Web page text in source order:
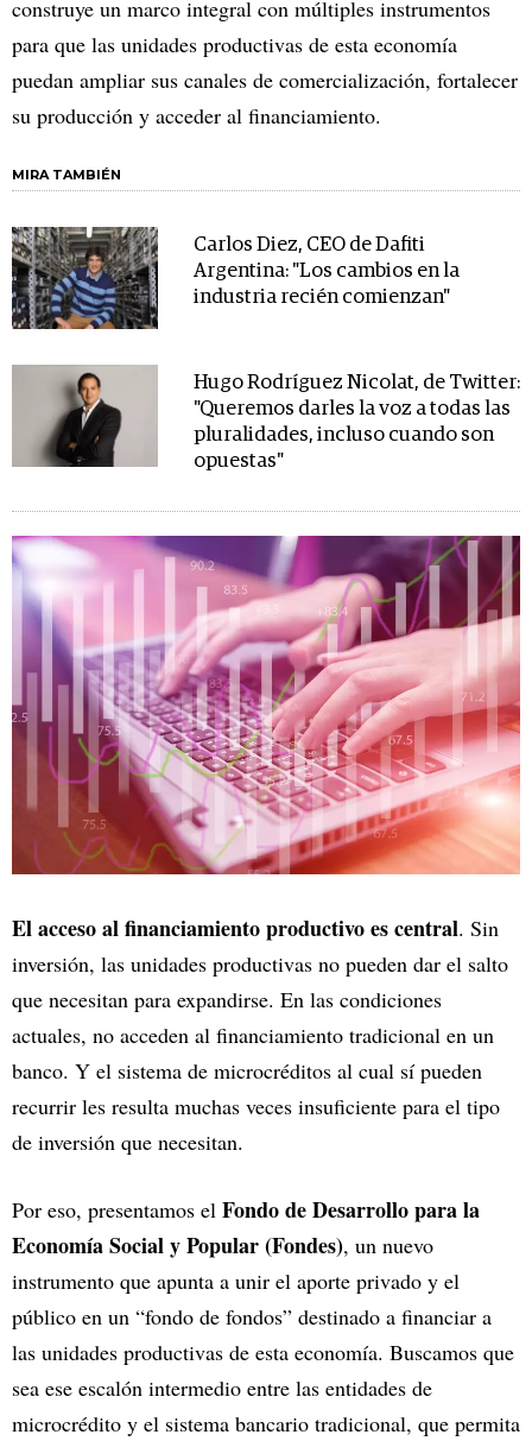
construye un marco integral con múltiples instrumentos
para que las unidades productivas de esta economía
puedan ampliar sus canales de comercialización, fortalecer
su producción y acceder al financiamiento.
MIRA TAMBIÉN
Carlos Diez, CEO de Dafiti
Argentina: "Los cambios en la
industria recién comienzan"
Hugo Rodríguez Nicolat, de Twitter:
"Queremos darles la voz a todas las
pluralidades, incluso cuando son
opuestas"
El acceso al financiamiento productivo es central. Sin
inversión, las unidades productivas no pueden dar el salto
que necesitan para expandirse. En las condiciones
actuales, no acceden al financiamiento tradicional en un
banco. Y el sistema de microcréditos al cual sí pueden
recurrir les resulta muchas veces insuficiente para el tipo
de inversión que necesitan.
Por eso, presentamos el Fondo de Desarrollo para la
Economía Social y Popular (Fondes), un nuevo
instrumento que apunta a unir el aporte privado y el
público en un “fondo de fondos” destinado a financiar a
las unidades productivas de esta economía. Buscamos que
sea ese escalón intermedio entre las entidades de
microcrédito y el sistema bancario tradicional, que permita